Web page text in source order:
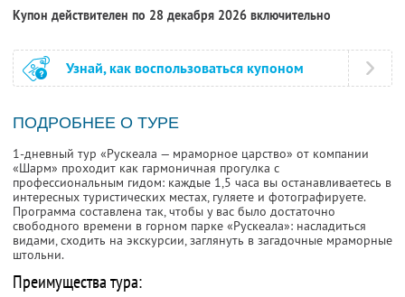
Купон действителен по 28 декабря 2026 включительно
Узнай, как воспользоваться купоном
ПОДРОБНЕЕ О ТУРЕ
1-дневный тур «Рускеала — мраморное царство» от компании
«Шарм» проходит как гармоничная прогулка с
профессиональным гидом: каждые 1,5 часа вы останавливаетесь в
интересных туристических местах, гуляете и фотографируете.
Программа составлена так, чтобы у вас было достаточно
свободного времени в горном парке «Рускеала»: насладиться
видами, сходить на экскурсии, заглянуть в загадочные мраморные
штольни.
Преимущества тура: